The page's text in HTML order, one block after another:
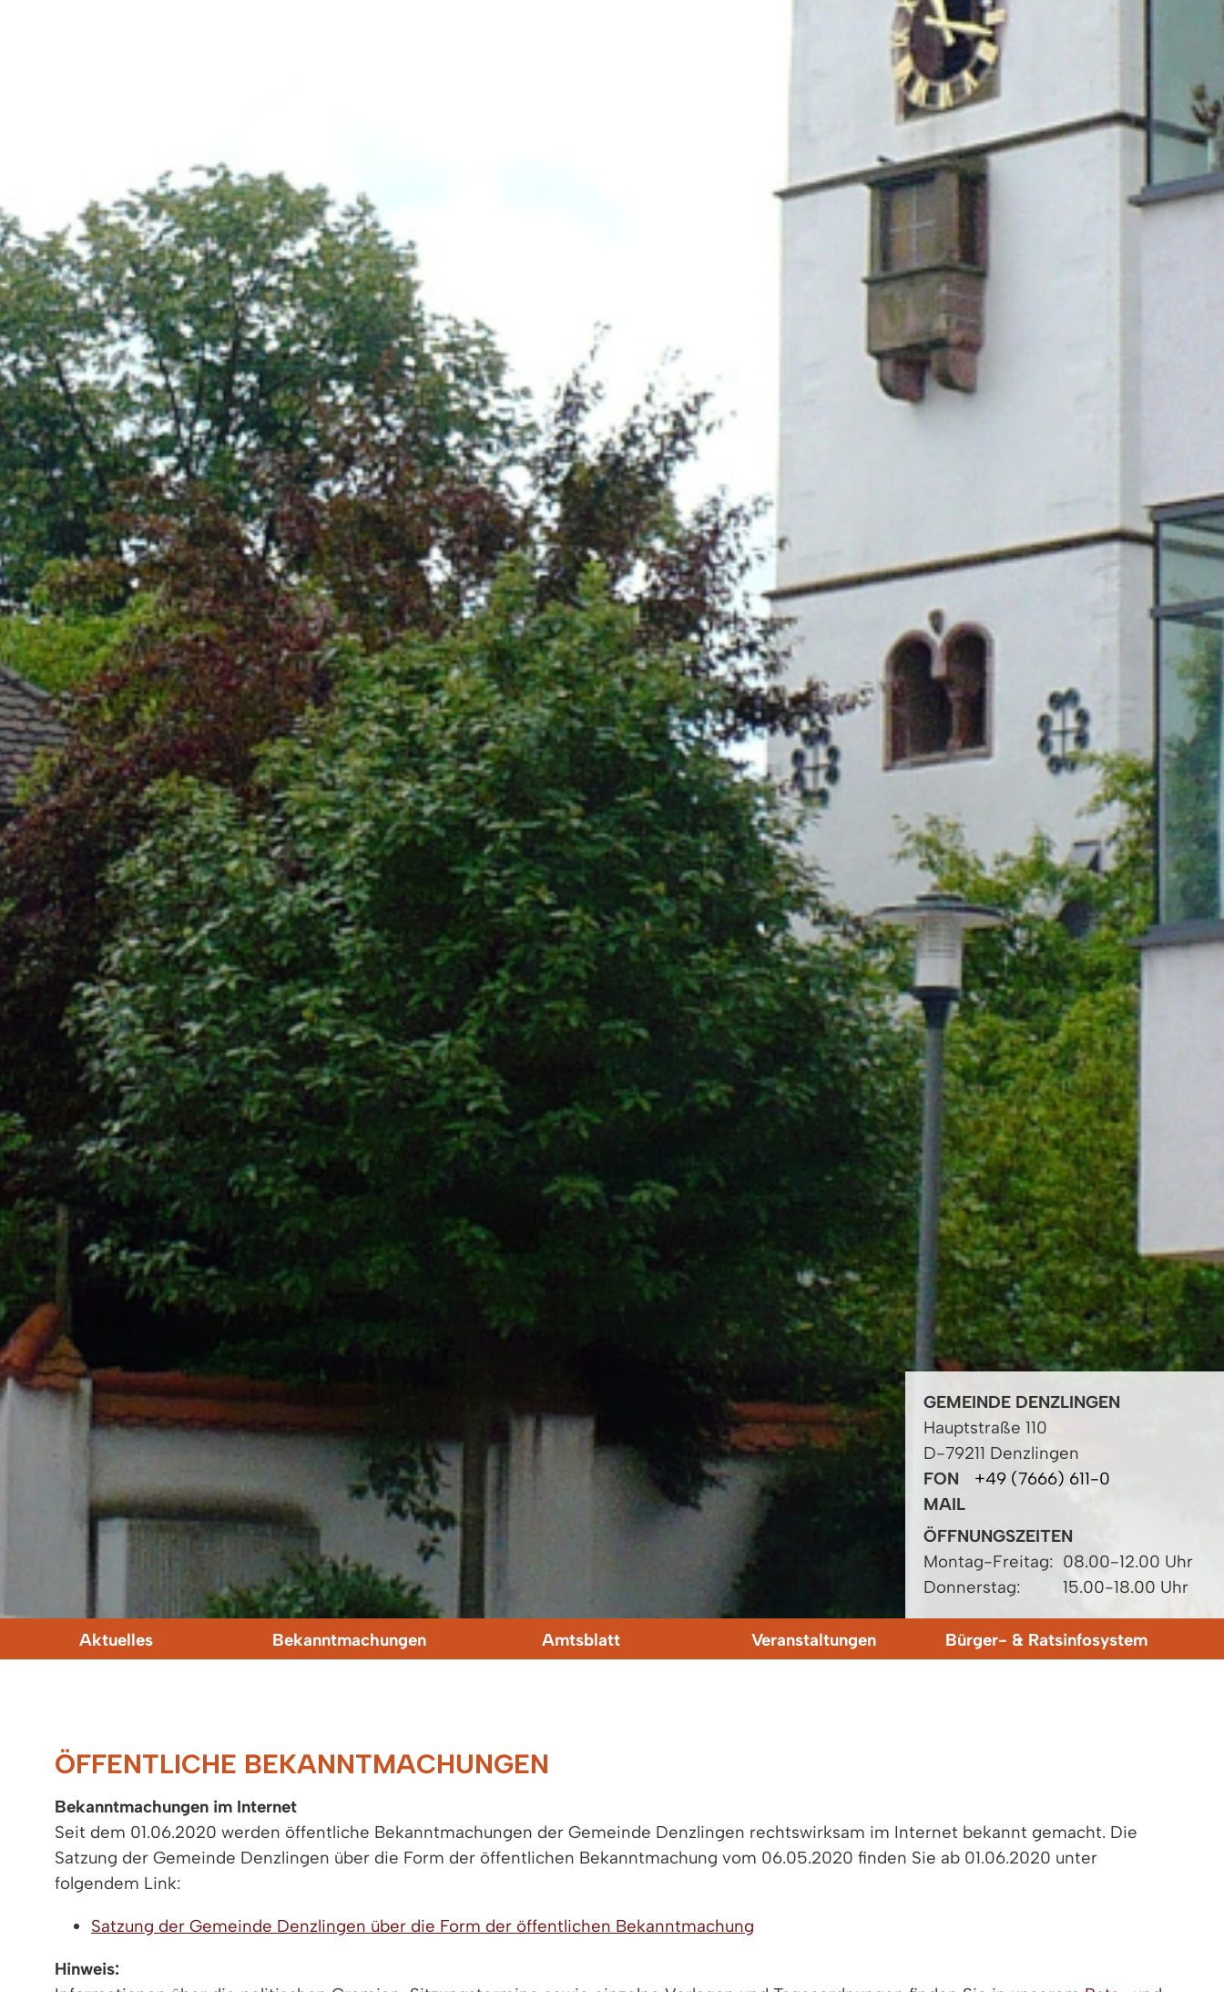
GEMEINDE DENZLINGEN
Hauptstraße 110
D-79211 Denzlingen
FON
+49 (7666) 611-0
MAIL
ÖFFNUNGSZEITEN
Montag-Freitag: 08.00-12.00 Uhr
Donnerstag:
15.00-18.00 Uhr
Aktuelles Bekanntmachungen Amtsblatt Veranstaltungen Bürger- & Ratsinfosystem
ÖFFENTLICHE BEKANNTMACHUNGEN
Bekanntmachungen im Internet
Seit dem 01.06.2020 werden öffentliche Bekanntmachungen der Gemeinde Denzlingen rechtswirksam im Internet bekannt gemacht. Die
Satzung der Gemeinde Denzlingen über die Form der öffentlichen Bekanntmachung vom 06.05.2020 finden Sie ab 01.06.2020 unter
folgendem Link:
Satzung der Gemeinde Denzlingen über die Form der öffentlichen Bekanntmachung
Hinweis: